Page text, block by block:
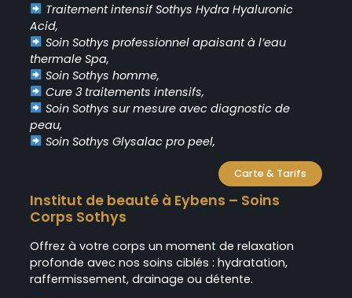
Traitement intensif Sothys Hydra Hyaluronic
Acid,
Soin Sothys professionnel apaisant à l’eau
thermale Spa,
Soin Sothys homme,
Cure 3 traitements intensifs,
Soin Sothys sur mesure avec diagnostic de
peau,
Soin Sothys Glysalac pro peel,
Carte & Tarifs
Institut de beauté à Eybens – Soins
Corps Sothys
Offrez à votre corps un moment de relaxation
profonde avec nos soins ciblés : hydratation,
raffermissement, drainage ou détente.